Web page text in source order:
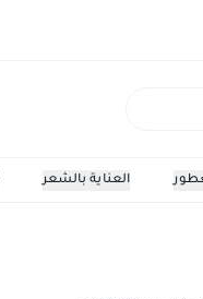
العناية بالشعر